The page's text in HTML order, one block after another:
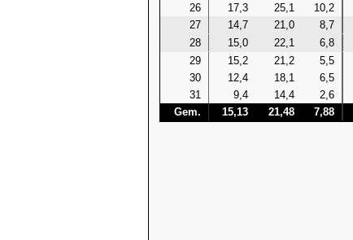
26
17,3 25,1 10,2
27
14,7 21,0 8,7
28
15,0 22,1 6,8
29
15,2 21,2 5,5
30
12,4 18,1 6,5
31
9,4 14,4 2,6
Gem.
15,13 21,48 7,88